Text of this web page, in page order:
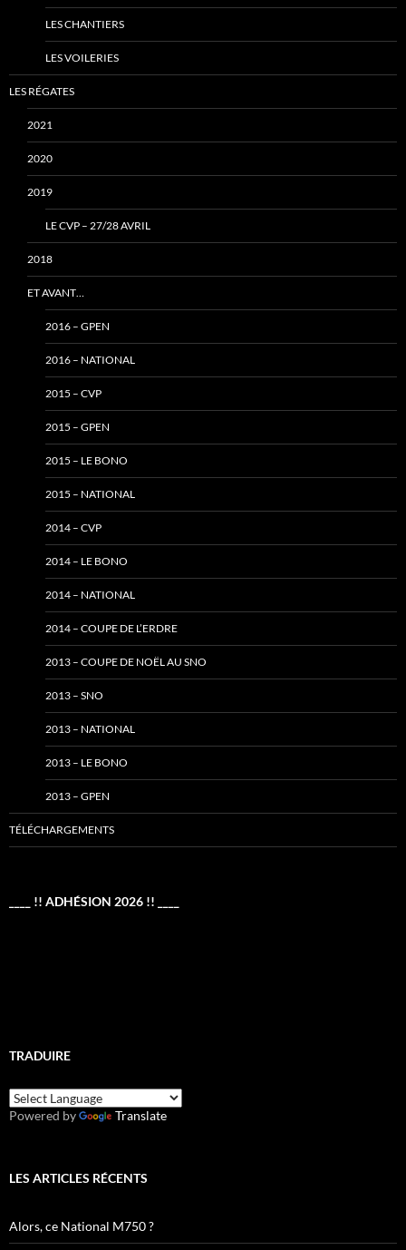
LES CHANTIERS
LES VOILERIES
LES RÉGATES
2021
2020
2019
LE CVP – 27/28 AVRIL
2018
ET AVANT…
2016 – GPEN
2016 – NATIONAL
2015 – CVP
2015 – GPEN
2015 – LE BONO
2015 – NATIONAL
2014 – CVP
2014 – LE BONO
2014 – NATIONAL
2014 – COUPE DE L’ERDRE
2013 – COUPE DE NOËL AU SNO
2013 – SNO
2013 – NATIONAL
2013 – LE BONO
2013 – GPEN
TÉLÉCHARGEMENTS
____ !! ADHÉSION 2026 !! ____
TRADUIRE
Powered by Translate
LES ARTICLES RÉCENTS
Alors, ce National M750 ?